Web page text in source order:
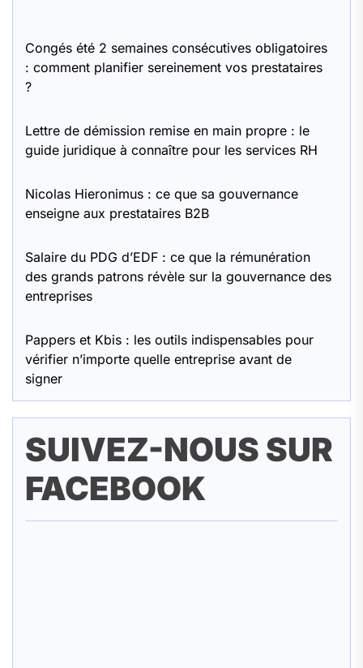
Congés été 2 semaines consécutives obligatoires
: comment planifier sereinement vos prestataires
?
Lettre de démission remise en main propre : le
guide juridique à connaître pour les services RH
Nicolas Hieronimus : ce que sa gouvernance
enseigne aux prestataires B2B
Salaire du PDG d’EDF : ce que la rémunération
des grands patrons révèle sur la gouvernance des
entreprises
Pappers et Kbis : les outils indispensables pour
vérifier n’importe quelle entreprise avant de
signer
SUIVEZ-NOUS SUR
FACEBOOK